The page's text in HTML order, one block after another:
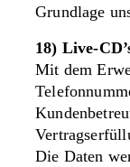
Grundlage
18) Live-
Mit dem
Die Daten